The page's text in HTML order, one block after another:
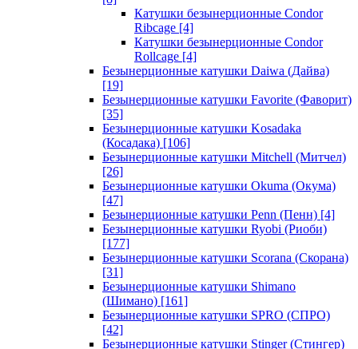
Катушки безынерционные Condor
Ribcage [4]
Катушки безынерционные Condor
Rollcage [4]
Безынерционные катушки Daiwa (Дайва)
[19]
Безынерционные катушки Favorite (Фаворит)
[35]
Безынерционные катушки Kosadaka
(Косадака) [106]
Безынерционные катушки Mitchell (Митчел)
[26]
Безынерционные катушки Okuma (Окума)
[47]
Безынерционные катушки Penn (Пенн) [4]
Безынерционные катушки Ryobi (Риоби)
[177]
Безынерционные катушки Scorana (Скорана)
[31]
Безынерционные катушки Shimano
(Шимано) [161]
Безынерционные катушки SPRO (СПРО)
[42]
Безынерционные катушки Stinger (Стингер)